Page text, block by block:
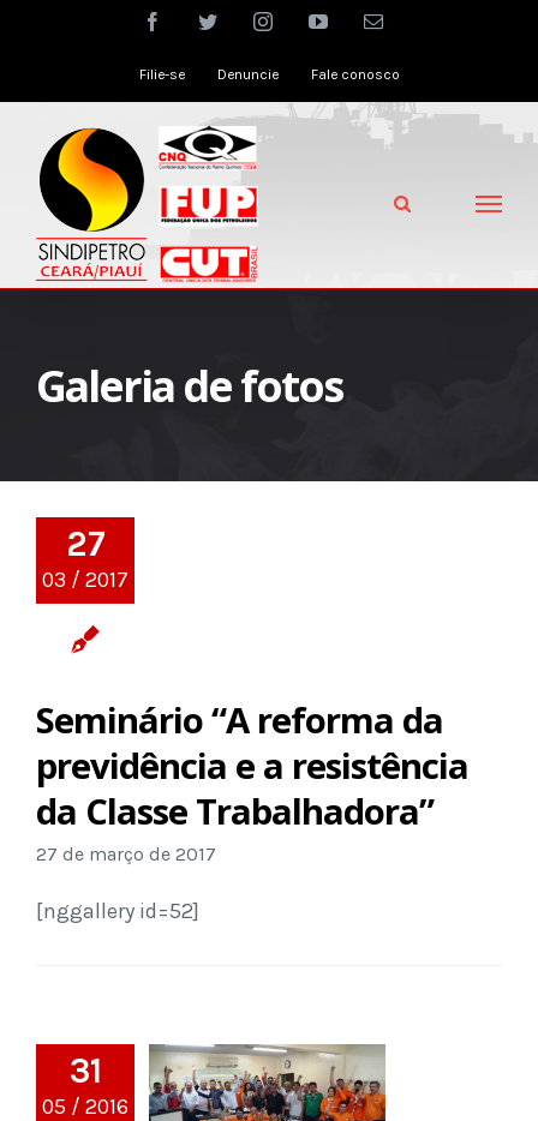
facebooktwitter instagramyoutubeEmail
Filie-se Denuncie Fale conosco
Galeria de fotos
27
03 / 2017
Seminário “A reforma da
previdência e a resistência
da Classe Trabalhadora”
27 de março de 2017
[nggallery id=52]
31
05 / 2016